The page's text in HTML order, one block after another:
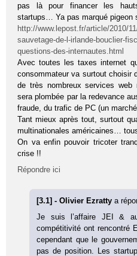
pas là pour financer les
startups… Ya pas marqué pigeon
http://www.lepost.fr/article/2010/
sauvetage-de-l-irlande-bouclier-
questions-des-internautes.html
Avec toutes les taxes internet
consommateur va surtout choisir
de très nombreux services
sera plombée par la redevance
fraude, du trafic de PC (un
Tant mieux après tout, surtout
multinationales américaines…
On va enfin pouvoir tricoter
crise !!
Répondre ici
[3.1] - Olivier Ezrattya
Je suis l’affaire JEI &
compétitivité ont rencontré
cependant que le
pas de position. Les